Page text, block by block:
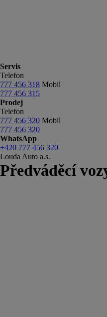
Servis
Telefon
777 456 318 Mobil
777 456 315
Prodej
Telefon
777 456 320 Mobil
777 456 320
WhatsApp
+420 777 456 320
Louda Auto a.s.
Předváděcí